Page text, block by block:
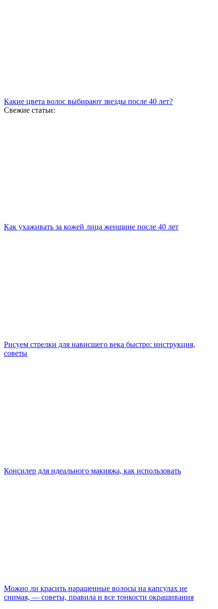
Какие цвета волос выбирают звезды после 40 лет?
Свежие статьи:
Как ухаживать за кожей лица женщине после 40 лет
Рисуем стрелки для нависшего века быстро: инструкция,
советы
Консилер для идеального макияжа, как использовать
Можно ли красить наращенные волосы на капсулах не
снимая, — советы, правила и все тонкости окрашивания